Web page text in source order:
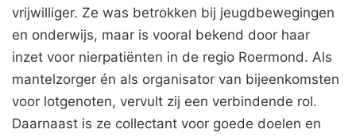
vrijwilliger. Ze was betrokken bij jeugdbewegingen
en onderwijs, maar is vooral bekend door haar
inzet voor nierpatiënten in de regio Roermond. Als
mantelzorger én als organisator van bijeenkomsten
voor lotgenoten, vervult zij een verbindende rol.
Daarnaast is ze collectant voor goede doelen en